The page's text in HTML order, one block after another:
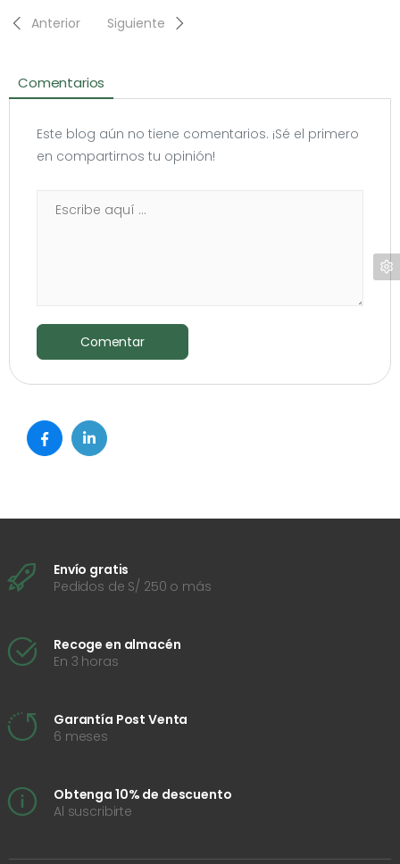
Anterior Siguiente
Comentarios
Este blog aún no tiene comentarios. ¡Sé el primero
en compartirnos tu opinión!
Comentar
Envío gratis
Pedidos de S/ 250 o más
Recoge en almacén
En 3 horas
Garantía Post Venta
6 meses
Obtenga 10% de descuento
Al suscribirte